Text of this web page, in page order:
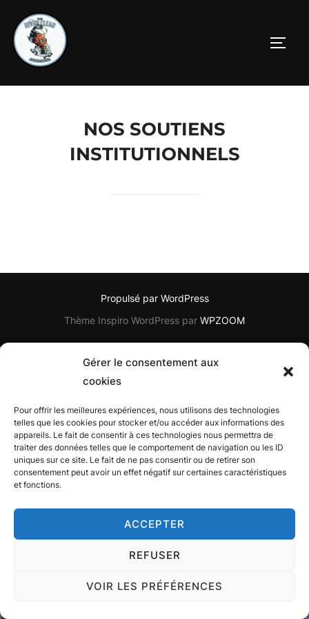
Gérer le consentement aux
cookies
Pour offrir les meilleures expériences, nous utilisons des technologies
telles que les cookies pour stocker et/ou accéder aux informations des
appareils. Le fait de consentir à ces technologies nous permettra de
traiter des données telles que le comportement de navigation ou les ID
uniques sur ce site. Le fait de ne pas consentir ou de retirer son
consentement peut avoir un effet négatif sur certaines caractéristiques
et fonctions.
ACCEPTER
REFUSER
VOIR LES PRÉFÉRENCES
NOS SOUTIENS
INSTITUTIONNELS
Propulsé par WordPress
Thème Inspiro WordPress par WPZOOM